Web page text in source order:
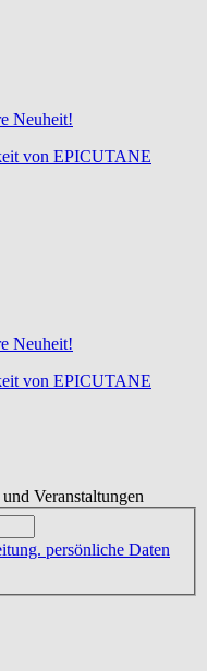
Neuheit!
von EPICUTANE
Neuheit!
von EPICUTANE
Veranstaltungen
persönliche Daten